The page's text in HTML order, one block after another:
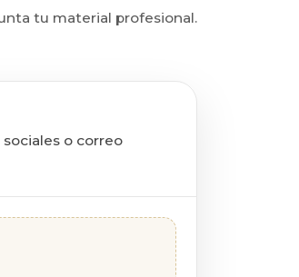
tu material profesional.
o correo